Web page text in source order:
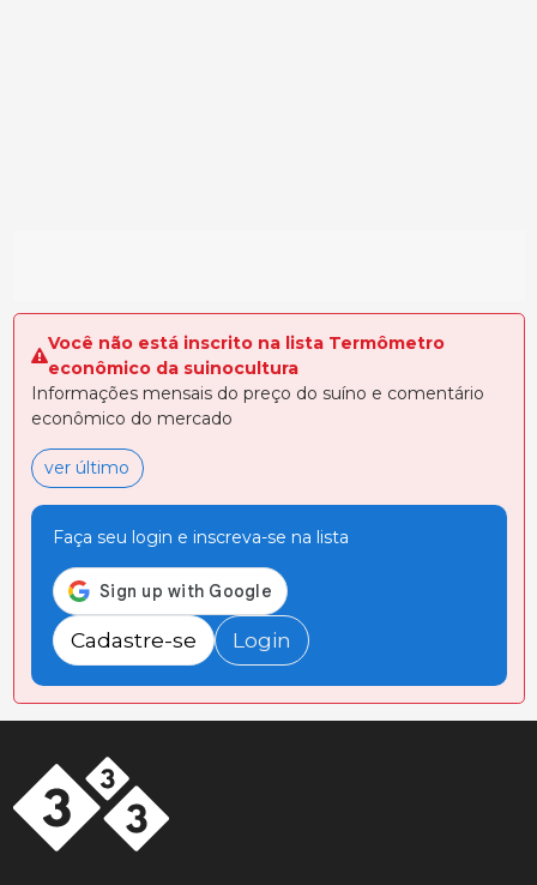
Você não está inscrito na lista Termômetro
econômico da suinocultura
Informações mensais do preço do suíno e comentário
econômico do mercado
ver último
Faça seu login e inscreva-se na lista
Cadastre-se Login